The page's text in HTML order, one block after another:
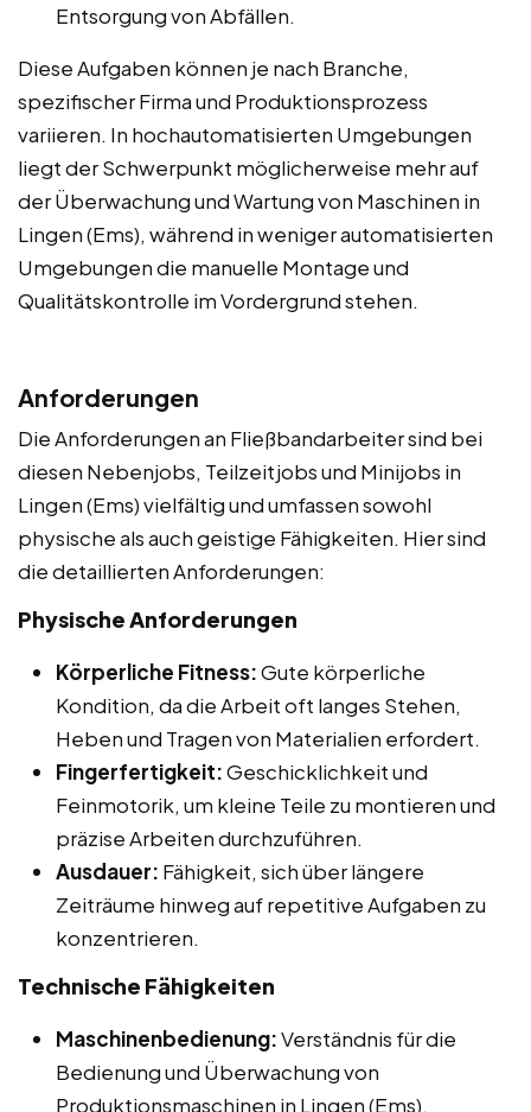
Entsorgung von Abfällen.
Diese Aufgaben können je nach Branche,
spezifischer Firma und Produktionsprozess
variieren. In hochautomatisierten Umgebungen
liegt der Schwerpunkt möglicherweise mehr auf
der Überwachung und Wartung von Maschinen in
Lingen (Ems), während in weniger automatisierten
Umgebungen die manuelle Montage und
Qualitätskontrolle im Vordergrund stehen.
Anforderungen
Die Anforderungen an Fließbandarbeiter sind bei
diesen Nebenjobs, Teilzeitjobs und Minijobs in
Lingen (Ems) vielfältig und umfassen sowohl
physische als auch geistige Fähigkeiten. Hier sind
die detaillierten Anforderungen:
Physische Anforderungen
Körperliche Fitness:Gute körperliche
Kondition, da die Arbeit oft langes Stehen,
Heben und Tragen von Materialien erfordert.
Fingerfertigkeit:Geschicklichkeit und
Feinmotorik, um kleine Teile zu montieren und
präzise Arbeiten durchzuführen.
Ausdauer: Fähigkeit, sich über längere
Zeiträume hinweg auf repetitive Aufgaben zu
konzentrieren.
Technische Fähigkeiten
Maschinenbedienung:Verständnis für die
Bedienung und Überwachung von
Produktionsmaschinen in Lingen (Ems).